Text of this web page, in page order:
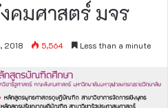
คมศาสตร์ มจร
2018 5,564 Less than a minute